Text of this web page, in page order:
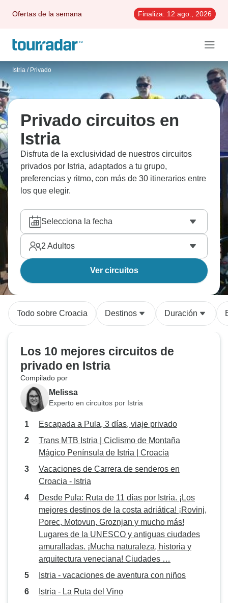
Ofertas de la semana Finaliza: 12 ago., 2026
Istria / Privado
Privado circuitos en
Istria
Disfruta de la exclusividad de nuestros circuitos
privados por Istria, adaptados a tu grupo,
preferencias y ritmo, con más de 30 itinerarios entre
los que elegir.
Selecciona la fecha
2 Adultos
Ver circuitos
Todo sobre Croacia Destinos Duración
Los 10 mejores circuitos de
privado en Istria
Compilado por
Melissa
Experto en circuitos por Istria
Escapada a Pula, 3 días, viaje privado
Trans MTB Istria | Ciclismo de Montaña
Mágico Península de Istria | Croacia
Vacaciones de Carrera de senderos en
Croacia - Istria
Desde Pula: Ruta de 11 días por Istria. ¡Los
mejores destinos de la costa adriática! ¡Rovinj,
Porec, Motovun, Groznjan y mucho más!
Lugares de la UNESCO y antiguas ciudades
amuralladas. ¡Mucha naturaleza, historia y
arquitectura veneciana! Ciudades …
Istria - vacaciones de aventura con niños
Istria - La Ruta del Vino